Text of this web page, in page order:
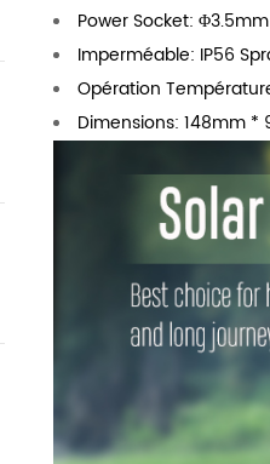
Power Socket:
Imperméable: IP56
Opération
Dimensions: 148mm *